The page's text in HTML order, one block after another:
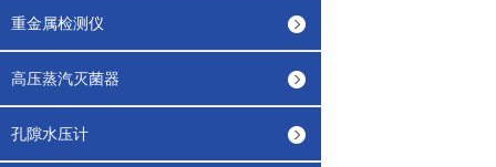
重金属检测仪
高压蒸汽灭菌器
孔隙水压计